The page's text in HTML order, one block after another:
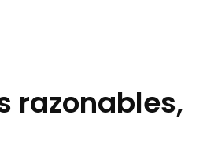
razonables,